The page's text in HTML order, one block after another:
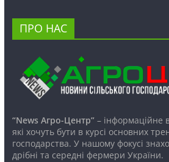
ПРО НАС
“News Агро-Центр”– інформаційне
які хочуть бути в курсі основних
господарства. У нашому фокусі
дрібні та середні фермери України.